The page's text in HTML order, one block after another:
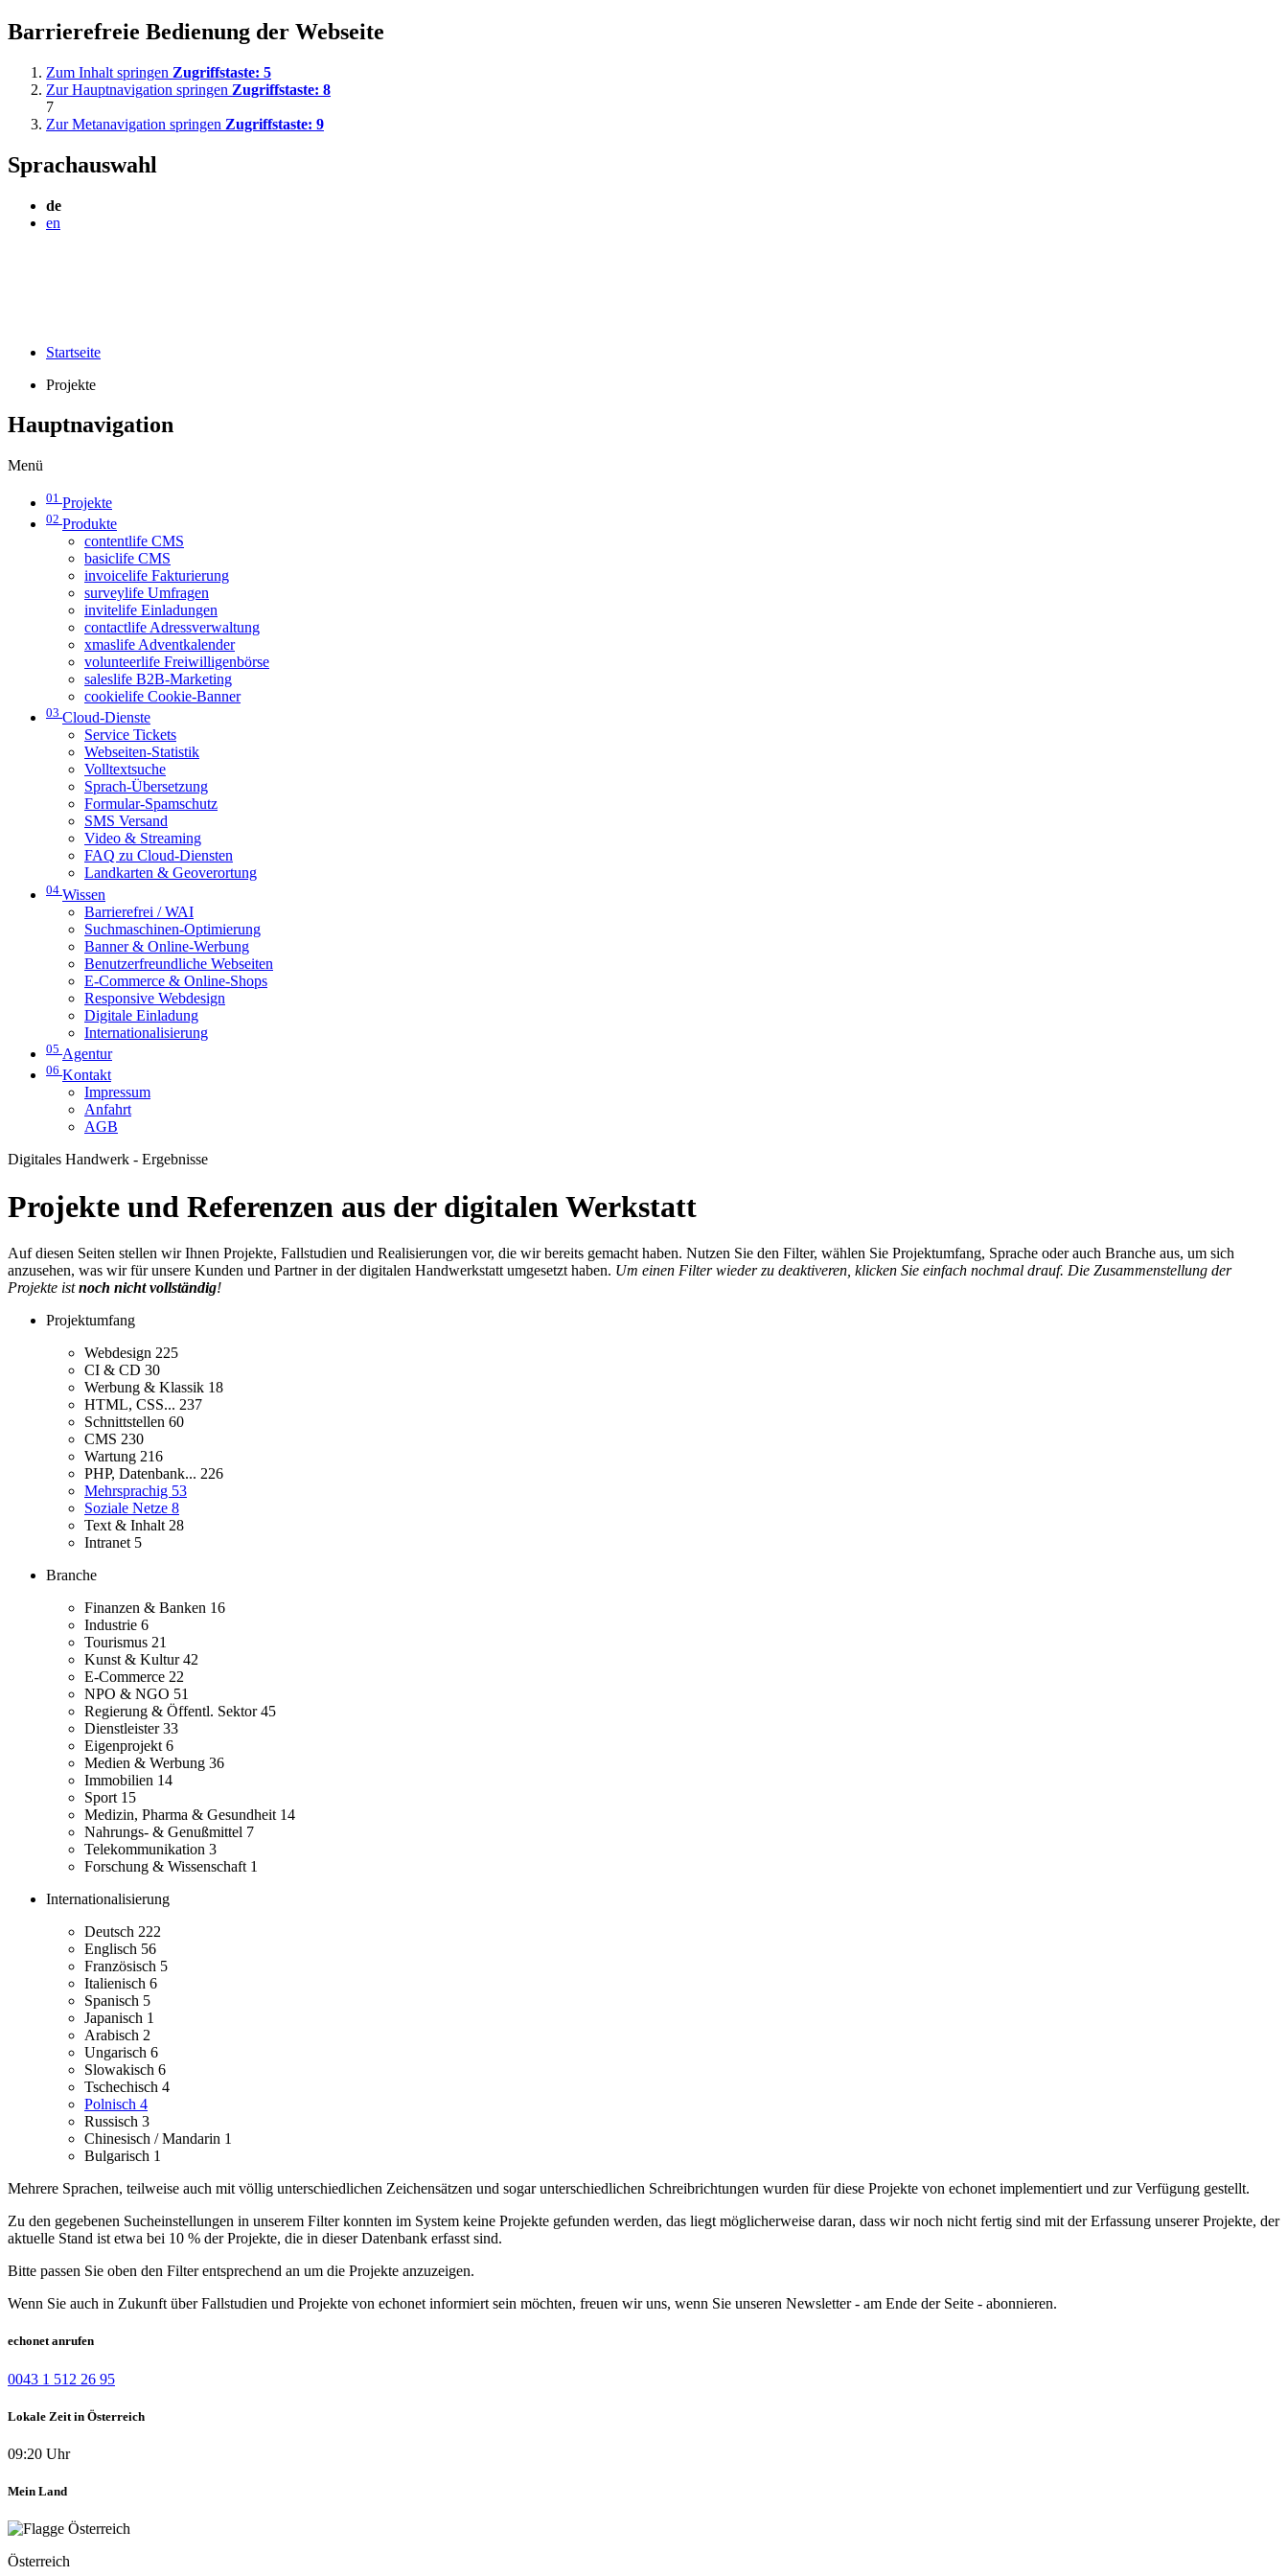
Barrierefreie Bedienung der Webseite
Zum Inhalt springen Zugriffstaste: 5
Zur Hauptnavigation springen Zugriffstaste: 8
7
Zur Metanavigation springen Zugriffstaste: 9
Sprachauswahl
de
en
Startseite
Projekte
Hauptnavigation
Menü
01 Projekte
02 Produkte
contentlife CMS
basiclife CMS
invoicelife Fakturierung
surveylife Umfragen
invitelife Einladungen
contactlife Adressverwaltung
xmaslife Adventkalender
volunteerlife Freiwilligenbörse
saleslife B2B-Marketing
cookielife Cookie-Banner
03 Cloud-Dienste
Service Tickets
Webseiten-Statistik
Volltextsuche
Sprach-Übersetzung
Formular-Spamschutz
SMS Versand
Video & Streaming
FAQ zu Cloud-Diensten
Landkarten & Geoverortung
04 Wissen
Barrierefrei / WAI
Suchmaschinen-Optimierung
Banner & Online-Werbung
Benutzerfreundliche Webseiten
E-Commerce & Online-Shops
Responsive Webdesign
Digitale Einladung
Internationalisierung
05 Agentur
06 Kontakt
Impressum
Anfahrt
AGB
Digitales Handwerk - Ergebnisse
Projekte und Referenzen aus der digitalen Werkstatt
Auf diesen Seiten stellen wir Ihnen Projekte, Fallstudien und Realisierungen vor, die wir bereits gemacht haben. Nutzen Sie den Filter, wählen Sie Projektumfang, Sprache oder auch Branche aus, um sich
anzusehen, was wir für unsere Kunden und Partner in der digitalen Handwerkstatt umgesetzt haben. Um einen Filter wieder zu deaktiveren, klicken Sie einfach nochmal drauf. Die Zusammenstellung der
Projekte istnoch nicht vollständig!
Projektumfang
Webdesign 225
CI & CD 30
Werbung & Klassik 18
HTML, CSS... 237
Schnittstellen 60
CMS 230
Wartung 216
PHP, Datenbank... 226
Mehrsprachig 53
Soziale Netze 8
Text & Inhalt 28
Intranet 5
Branche
Finanzen & Banken 16
Industrie 6
Tourismus 21
Kunst & Kultur42
E-Commerce 22
NPO & NGO 51
Regierung & Öffentl. Sektor45
Dienstleister33
Eigenprojekt 6
Medien & Werbung 36
Immobilien 14
Sport 15
Medizin, Pharma & Gesundheit 14
Nahrungs- & Genußmittel 7
Telekommunikation 3
Forschung & Wissenschaft 1
Internationalisierung
Deutsch 222
Englisch 56
Französisch 5
Italienisch 6
Spanisch 5
Japanisch 1
Arabisch 2
Ungarisch 6
Slowakisch 6
Tschechisch 4
Polnisch 4
Russisch 3
Chinesisch / Mandarin 1
Bulgarisch 1
Mehrere Sprachen, teilweise auch mit völlig unterschiedlichen Zeichensätzen und sogar unterschiedlichen Schreibrichtungen wurden für diese Projekte von echonet implementiert und zur Verfügung gestellt.
Zu den gegebenen Sucheinstellungen in unserem Filter konnten im System keine Projekte gefunden werden, das liegt möglicherweise daran, dass wir noch nicht fertig sind mit der Erfassung unserer Projekte, der
aktuelle Stand ist etwa bei 10 % der Projekte, die in dieser Datenbank erfasst sind.
Bitte passen Sie oben den Filter entsprechend an um die Projekte anzuzeigen.
Wenn Sie auch in Zukunft über Fallstudien und Projekte von echonet informiert sein möchten, freuen wir uns, wenn Sie unseren Newsletter - am Ende der Seite - abonnieren.
echonet anrufen
0043 1 512 26 95
Lokale Zeit in Österreich
09:20 Uhr
Mein Land
Österreich